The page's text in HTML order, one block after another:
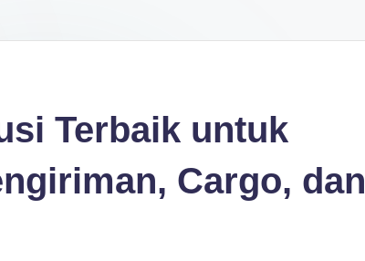
Terbaik untuk
Cargo, dan